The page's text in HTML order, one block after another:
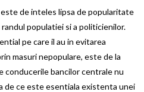
de inteles lipsa de popularitate
populatiei si a politicienilor.
pe care il au in evitarea
masuri nepopulare, este de la
conducerile bancilor centrale nu
de ce este esentiala existenta unei